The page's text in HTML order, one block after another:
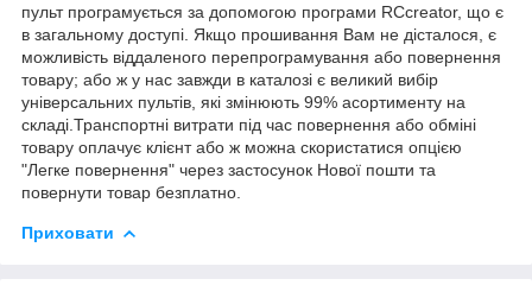
пульт програмується за допомогою програми RCcreator, що є
в загальному доступі. Якщо прошивання Вам не дісталося, є
можливість віддаленого перепрограмування або повернення
товару; або ж у нас завжди в каталозі є великий вибір
універсальних пультів, які змінюють 99% асортименту на
складі.Транспортні витрати під час повернення або обміні
товару оплачує клієнт або ж можна скористатися опцією
"Легке повернення" через застосунок Нової пошти та
повернути товар безплатно.
Приховати